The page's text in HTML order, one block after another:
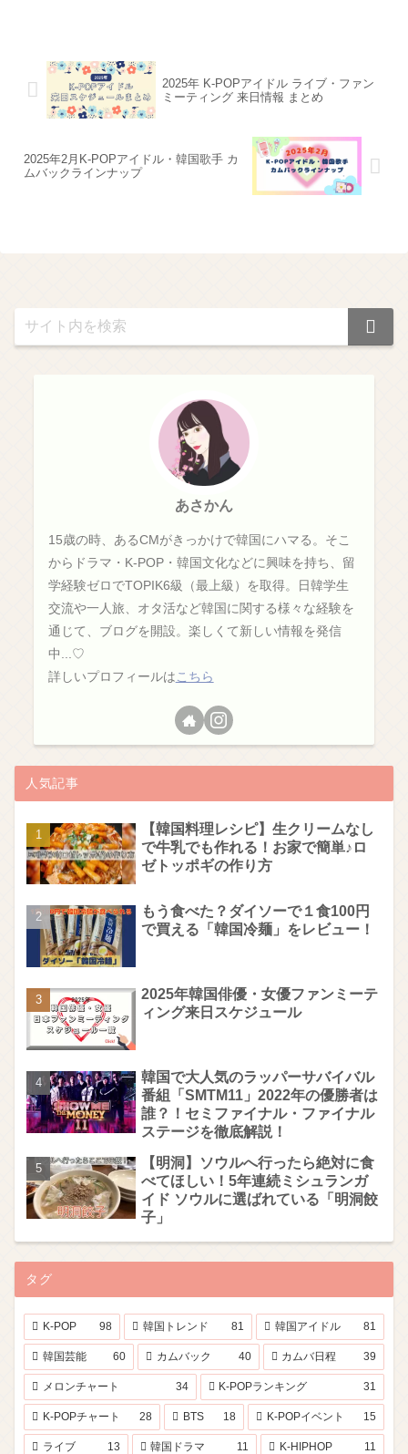
2025年 K-POPアイドル ライブ・ファン
ミーティング 来日情報 まとめ
2025年2月K-POPアイドル・韓国歌手 カ
ムバックラインナップ
あさかん
15歳の時、あるCMがきっかけで韓国にハマる。そこ
からドラマ・K-POP・韓国文化などに興味を持ち、留
学経験ゼロでTOPIK6級（最上級）を取得。日韓学生
交流や一人旅、オタ活など韓国に関する様々な経験を
通じて、ブログを開設。楽しくて新しい情報を発信
中...♡
詳しいプロフィールは こちら
人気記事
【韓国料理レシピ】生クリームなし
で牛乳でも作れる！お家で簡単♪ロ
ゼトッポギの作り方
もう食べた？ダイソーで１食100円
で買える「韓国冷麺」をレビュー！
2025年韓国俳優・女優ファンミーテ
ィング来日スケジュール
韓国で大人気のラッパーサバイバル
番組「SMTM11」2022年の優勝者は
誰？！セミファイナル・ファイナル
ステージを徹底解説！
【明洞】ソウルへ行ったら絶対に食
べてほしい！5年連続ミシュランガ
イド ソウルに選ばれている「明洞餃
子」
タグ
K-POP 98 韓国トレンド 81 韓国アイドル 81
韓国芸能 60 カムバック 40 カムバ日程 39
メロンチャート 34 K-POPランキング 31
K-POPチャート 28 BTS 18 K-POPイベント 15
ライブ 13 韓国ドラマ 11 K-HIPHOP 11